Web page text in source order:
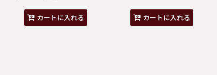
カートに入れる カートに入れる